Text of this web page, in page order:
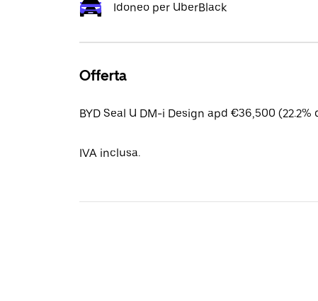
Idoneo per UberBlack
Offerta
BYD Seal U DM-i Design apd €36,500 (22.2%
IVA inclusa.